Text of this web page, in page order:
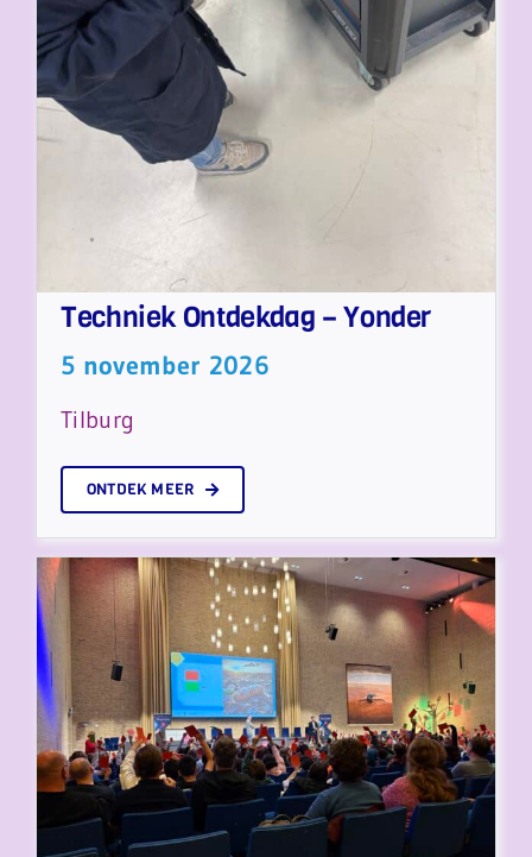
Techniek Ontdekdag – Yonder
5 november 2026
Tilburg
ONTDEK MEER